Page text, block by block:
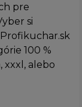
pre
si
100 %
xxxl, alebo